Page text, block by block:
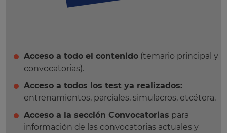
Acceso a todo el contenido (temario principal y
convocatorias).
Acceso a todos los test ya realizados:
entrenamientos, parciales, simulacros, etcétera.
Acceso a la sección Convocatorias para
información de las convocatorias actuales y